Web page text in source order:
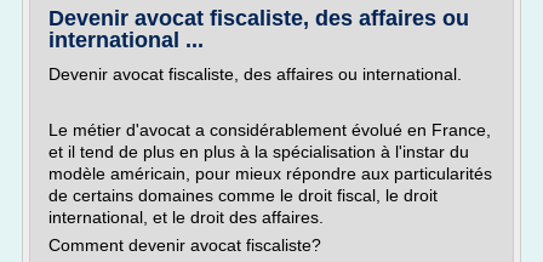
Devenir avocat fiscaliste, des affaires ou
international ...
Devenir avocat fiscaliste, des affaires ou international.
Le métier d'avocat a considérablement évolué en France,
et il tend de plus en plus à la spécialisation à l'instar du
modèle américain, pour mieux répondre aux particularités
de certains domaines comme le droit fiscal, le droit
international, et le droit des affaires.
Comment devenir avocat fiscaliste?